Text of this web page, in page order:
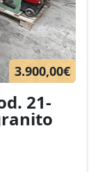
3.900,00€
21-